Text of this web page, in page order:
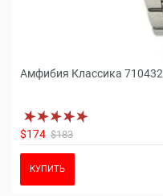
Амфибия Классика 710432
$174 $183
КУПИТЬ